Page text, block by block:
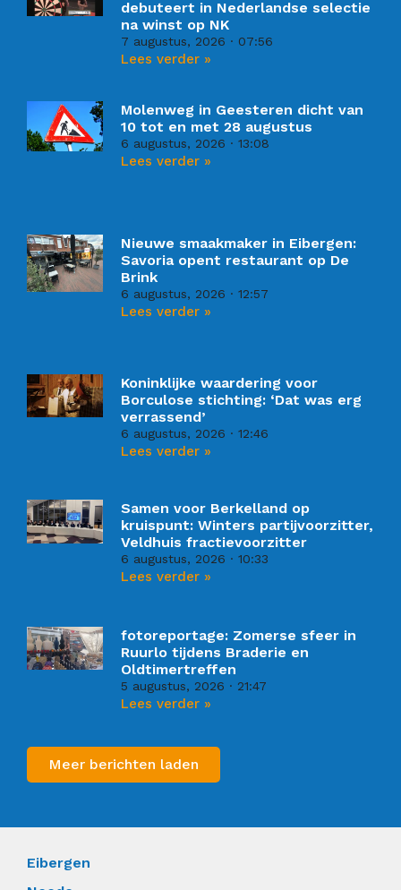
debuteert in Nederlandse selectie
na winst op NK
7 augustus, 2026 07:56
Lees verder »
Molenweg in Geesteren dicht van
10 tot en met 28 augustus
6 augustus, 2026 13:08
Lees verder »
Nieuwe smaakmaker in Eibergen:
Savoria opent restaurant op De
Brink
6 augustus, 2026 12:57
Lees verder »
Koninklijke waardering voor
Borculose stichting: ‘Dat was erg
verrassend’
6 augustus, 2026 12:46
Lees verder »
Samen voor Berkelland op
kruispunt: Winters partijvoorzitter,
Veldhuis fractievoorzitter
6 augustus, 2026 10:33
Lees verder »
fotoreportage: Zomerse sfeer in
Ruurlo tijdens Braderie en
Oldtimertreffen
5 augustus, 2026 21:47
Lees verder »
Meer berichten laden
Eibergen